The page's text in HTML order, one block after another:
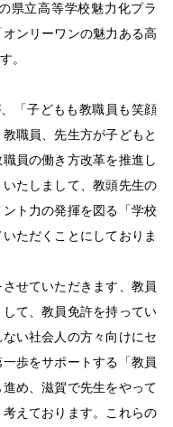
県立高等学校魅力化プラ
ンリーワンの魅力ある高
。
「子どもも教職員も笑顔
職員、先生方が子どもと
員の働き方改革を推進し
たしまして、教頭先生の
ト力の発揮を図る「学校
ただくことにしておりま
せていただきます、教員
て、教員免許を持ってい
い社会人の方々向けにセ
歩をサポートする「教員
め、滋賀で先生をやって
えております。これらの